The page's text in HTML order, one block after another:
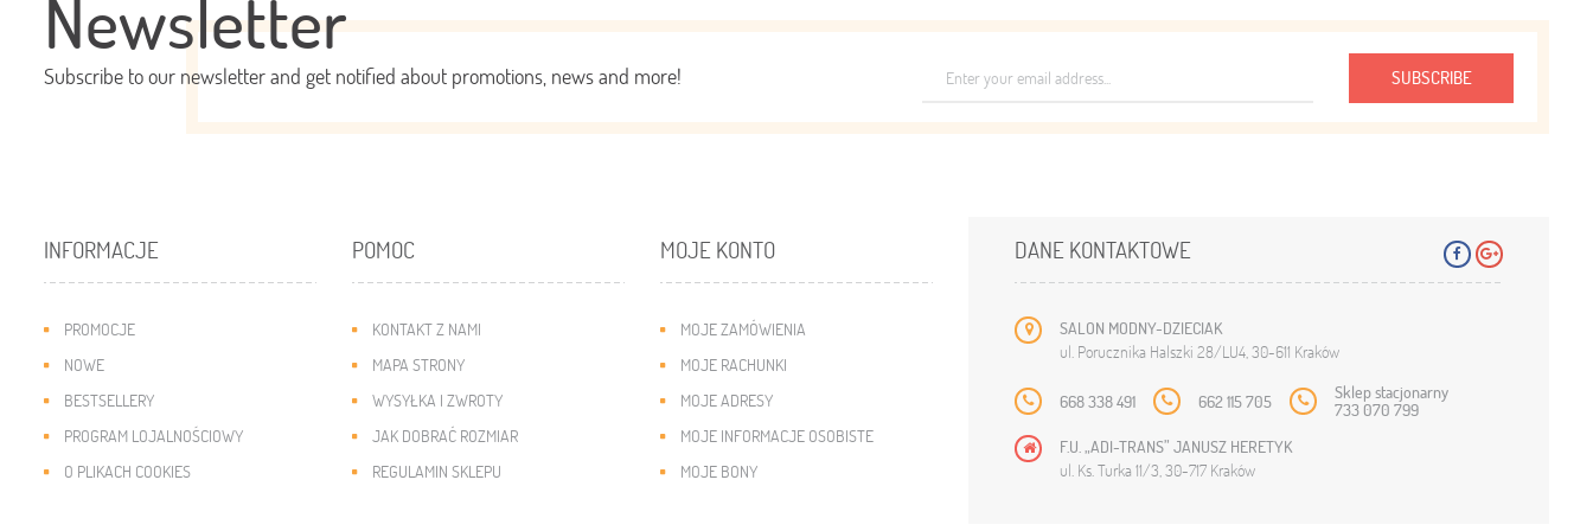
Newsletter
Subscribe to our newsletter and get notified about promotions, news and more! SUBSCRIBE
INFORMACJE
PROMOCJE
NOWE
BESTSELLERY
PROGRAM LOJALNOŚCIOWY
O PLIKACH COOKIES
POMOC
KONTAKT Z NAMI
MAPA STRONY
WYSYŁKA I ZWROTY
JAK DOBRAĆ ROZMIAR
REGULAMIN SKLEPU
MOJE KONTO
MOJE ZAMÓWIENIA
MOJE RACHUNKI
MOJE ADRESY
MOJE INFORMACJE OSOBISTE
MOJE BONY
DANE KONTAKTOWE
SALON MODNY-DZIECIAK
ul. Porucznika Halszki 28/LU4, 30-611 Kraków
668 338 491 662 115 705 Sklep stacjonarny
733 070 799
F.U. „ADI-TRANS” JANUSZ HERETYK
ul. Ks. Turka 11/3, 30-717 Kraków